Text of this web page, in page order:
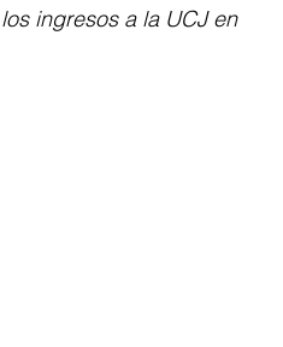
ingresos a la UCJ en